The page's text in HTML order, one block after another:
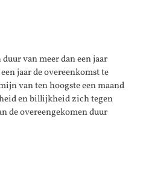
van meer dan een jaar
jaar de overeenkomst te
van ten hoogste een maand
en billijkheid zich tegen
de overeengekomen duur